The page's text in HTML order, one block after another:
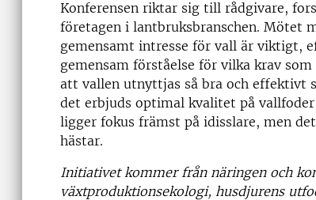
Konferensen riktar sig till rådgivare,
företagen i lantbruksbranschen. Mötet
gemensamt intresse för vall är viktigt,
gemensam förståelse för vilka krav
att vallen utnyttjas så bra och effektivt
det erbjuds optimal kvalitet på
ligger fokus främst på idisslare, men
hästar.
Initiativet kommer från näringen och
växtproduktionsekologi, husdjurens